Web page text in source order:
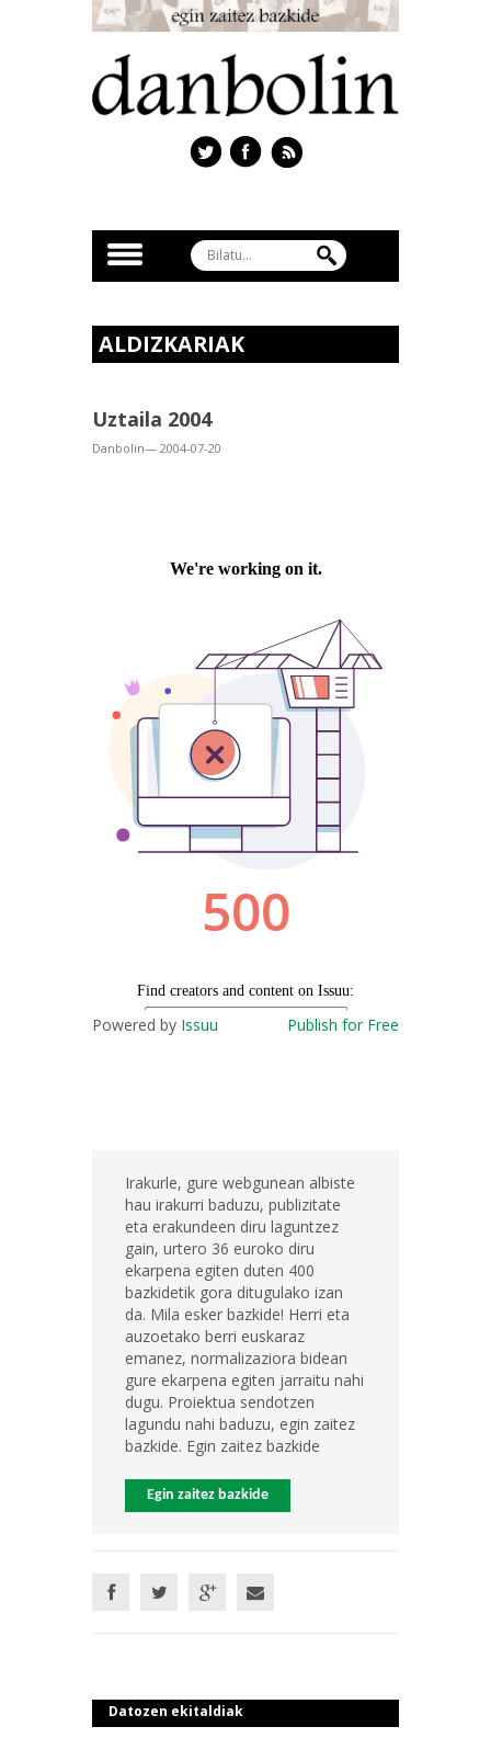
ALDIZKARIAK
Uztaila 2004
Danbolin— 2004-07-20
Powered by Issuu Publish for Free
Irakurle, gure webgunean albiste
hau irakurri baduzu, publizitate
eta erakundeen diru laguntzez
gain, urtero 36 euroko diru
ekarpena egiten duten 400
bazkidetik gora ditugulako izan
da. Mila esker bazkide! Herri eta
auzoetako berri euskaraz
emanez, normalizaziora bidean
gure ekarpena egiten jarraitu nahi
dugu. Proiektua sendotzen
lagundu nahi baduzu, egin zaitez
bazkide. Egin zaitez bazkide
Egin zaitez bazkide
Datozen ekitaldiak